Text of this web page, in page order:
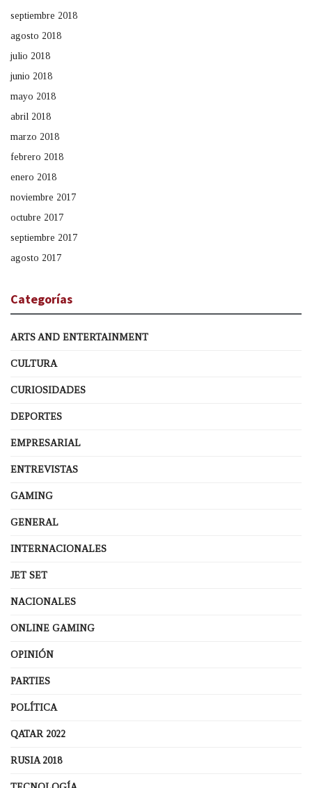
septiembre 2018
agosto 2018
julio 2018
junio 2018
mayo 2018
abril 2018
marzo 2018
febrero 2018
enero 2018
noviembre 2017
octubre 2017
septiembre 2017
agosto 2017
Categorías
ARTS AND ENTERTAINMENT
CULTURA
CURIOSIDADES
DEPORTES
EMPRESARIAL
ENTREVISTAS
GAMING
GENERAL
INTERNACIONALES
JET SET
NACIONALES
ONLINE GAMING
OPINIÓN
PARTIES
POLÍTICA
QATAR 2022
RUSIA 2018